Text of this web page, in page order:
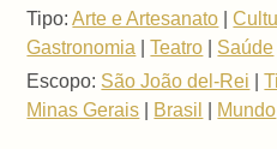
Tipo: Arte e Artesanato |
Gastronomia |Teatro Saúde
Escopo: São João del-Rei |
Minas Gerais
Brasil Mundo